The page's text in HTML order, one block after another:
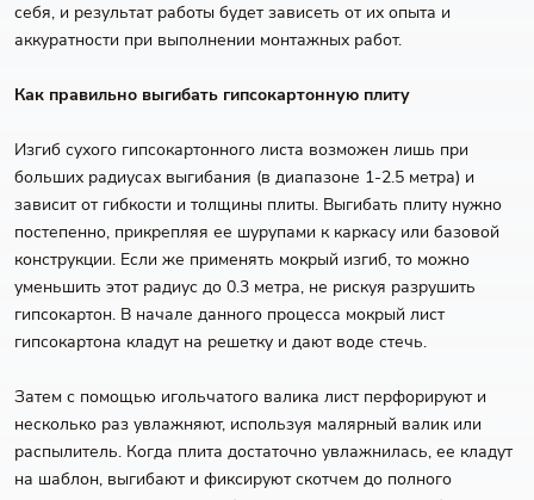
себя, и результат работы будет зависеть от их опыта и
аккуратности при выполнении монтажных работ.
Как правильно выгибать гипсокартонную плиту
Изгиб сухого гипсокартонного листа возможен лишь при
больших радиусах выгибания (в диапазоне 1-2.5 метра) и
зависит от гибкости и толщины плиты. Выгибать плиту нужно
постепенно, прикрепляя ее шурупами к каркасу или базовой
конструкции. Если же применять мокрый изгиб, то можно
уменьшить этот радиус до 0.3 метра, не рискуя разрушить
гипсокартон. В начале данного процесса мокрый лист
гипсокартона кладут на решетку и дают воде стечь.
Затем с помощью игольчатого валика лист перфорируют и
несколько раз увлажняют, используя малярный валик или
распылитель. Когда плита достаточно увлажнилась, ее кладут
на шаблон, выгибают и фиксируют скотчем до полного